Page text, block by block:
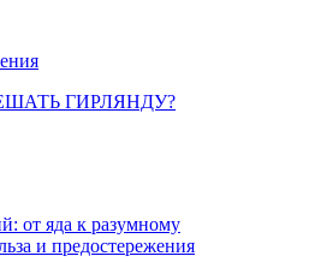
ГИРЛЯНДУ?
от яда к разумному
и предостережения